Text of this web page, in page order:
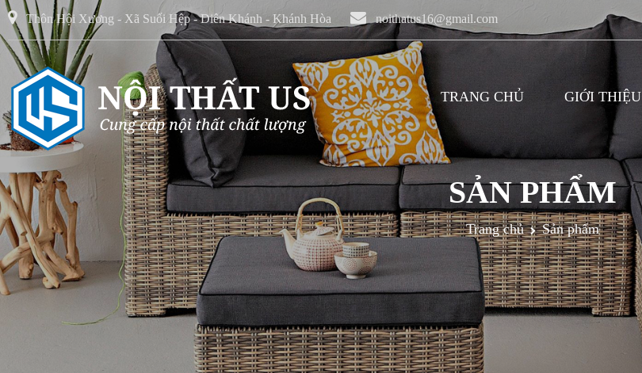
Thôn Hội Xương - Xã Suối Hệp - Diên Khánh - Khánh Hòa noithatus16@gmail.com
TRANG CHỦ GIỚI THIỆU
SẢN PHẨM
Trang chủ Sản phẩm